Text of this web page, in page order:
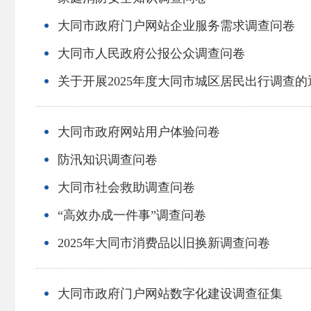
大同市政府门户网站企业服务需求调查问卷
大同市人民政府公报公众调查问卷
关于开展2025年度大同市城区居民出行调查的
大同市政府网站用户体验问卷
防汛知识调查问卷
大同市社会救助调查问卷
“高效办成一件事”调查问卷
2025年大同市消费品以旧换新调查问卷
大同市政府门户网站数字化建设调查征集